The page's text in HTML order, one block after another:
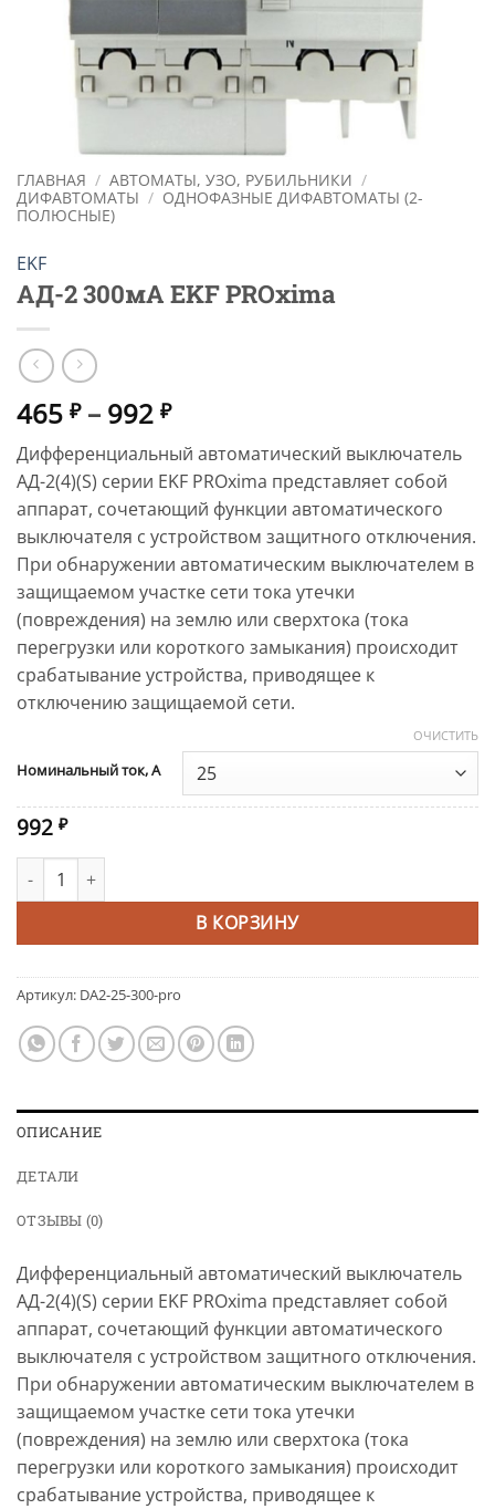
ГЛАВНАЯ / АВТОМАТЫ, УЗО, РУБИЛЬНИКИ /
ДИФАВТОМАТЫ / ОДНОФАЗНЫЕ ДИФАВТОМАТЫ (2-
ПОЛЮСНЫЕ)
EKF
АД-2 300мА EKF PROxima
465 ₽ – 992 ₽Диапазон
цен:
465 ₽
–
992 ₽
Дифференциальный автоматический выключатель
АД-2(4)(S) серии EKF PROxima представляет собой
аппарат, сочетающий функции автоматического
выключателя с устройством защитного отключения.
При обнаружении автоматическим выключателем в
защищаемом участке сети тока утечки
(повреждения) на землю или сверхтока (тока
перегрузки или короткого замыкания) происходит
срабатывание устройства, приводящее к
отключению защищаемой сети.
Номинальный ток, А
ОЧИСТИТЬ
992 ₽
Количество товара АД-2 300мА EKF PROxima
В КОРЗИНУ
Артикул: DA2-25-300-pro
ОПИСАНИЕ
ДЕТАЛИ
ОТЗЫВЫ (0)
Дифференциальный автоматический выключатель
АД-2(4)(S) серии EKF PROxima представляет собой
аппарат, сочетающий функции автоматического
выключателя с устройством защитного отключения.
При обнаружении автоматическим выключателем в
защищаемом участке сети тока утечки
(повреждения) на землю или сверхтока (тока
перегрузки или короткого замыкания) происходит
срабатывание устройства, приводящее к